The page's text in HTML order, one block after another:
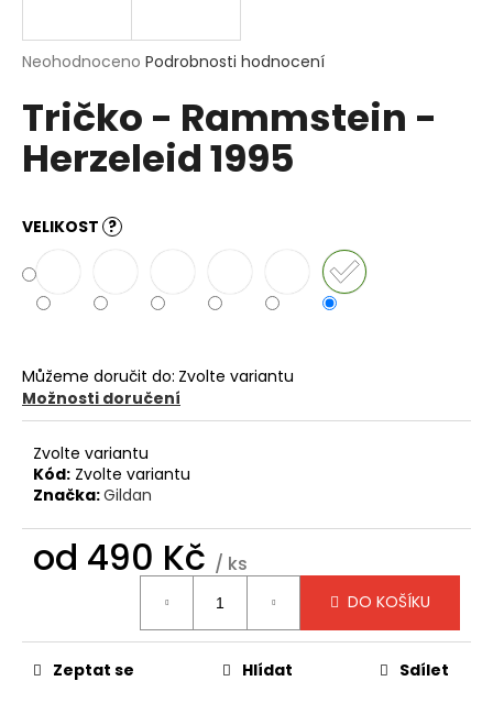
Průměrné
produktu
0,0
Neohodnoceno Podrobnosti hodnocení
Tričko - Rammstein -
Herzeleid 1995
VELIKOST ?
Můžeme doručit do: Zvolte variantu
Možnosti doručení
Zvolte variantu
Kód: Zvolte variantu
Značka:Gildan
od 490 Kč / ks
DO KOŠÍKU
Zeptat se Hlídat Sdílet
j
t
?
HLEDAT
o
p
o
u
č
u
e
TRIČKO